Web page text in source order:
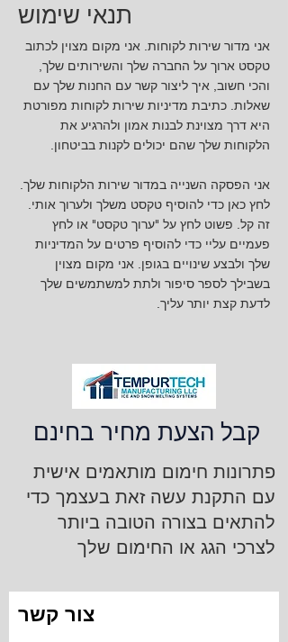
תנאי שימוש
אני מדור שירות לקוחות. אני מקום מצוין לכתוב
טקסט ארוך על החברה שלך והשירותים שלך,
והכי חשוב, איך ליצור קשר עם החנות שלך עם
שאלות. כתיבת מדיניות שירות לקוחות מפורטת
היא דרך מצוינת לבנות אמון ולהרגיע את
הלקוחות שלך שהם יכולים לקנות בביטחון.
אני הפסקה השנייה במדור שירות הלקוחות שלך.
לחץ כאן כדי להוסיף טקסט משלך ולערוך אותי.
זה קל. פשוט לחץ על "ערוך טקסט" או לחץ
פעמיים עליי כדי להוסיף פרטים על המדיניות
שלך ולבצע שינויים בגופן. אני מקום מצוין
בשבילך לספר סיפור ולתת למשתמשים שלך
לדעת קצת יותר עליך.
קבל הצעת מחיר בחינם
פתרונות חימום מותאמים אישית
עם התקנת עשה זאת בעצמך כדי
להתאים בצורה הטובה ביותר
לצרכי הגג או החימום שלך
צור קשר